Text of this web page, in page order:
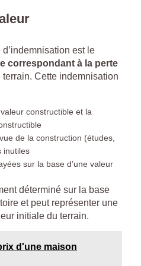
est le
correspondant à la perte
terrain. Cette indemnisation
constructible et la
de la construction (études,
inutiles
sur la base d’une valeur
déterminé sur la base
et peut représenter une
initiale du terrain.
d'une maison